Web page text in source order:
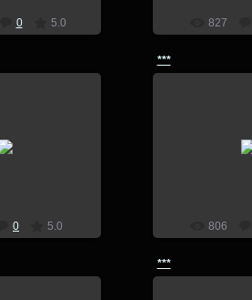
0 5.0 827
0 5.0
***
806
***